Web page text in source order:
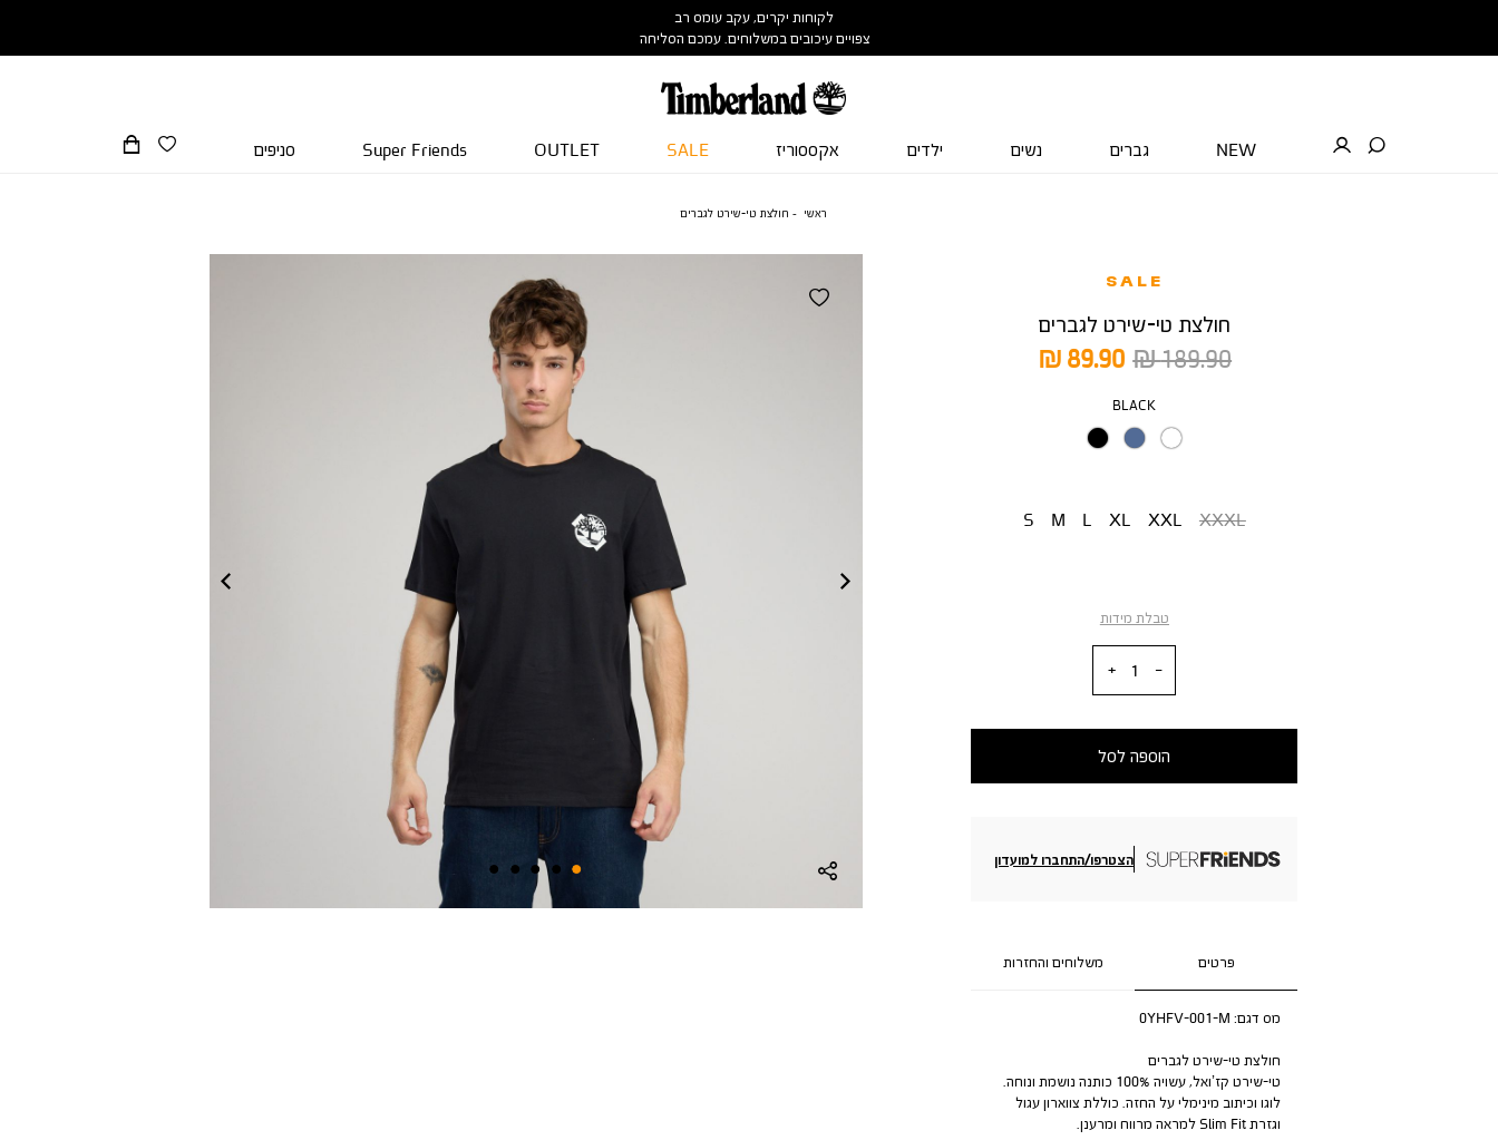
לקוחות יקרים, עקב עומס רב
צפויים עיכובים במשלוחים. עמכם הסליחה
NEW גברים נשים ילדים אקססוריז SALE
OUTLET
Super Friends סניפים
ראשי חולצת טי-שירט לגברים
SALE
חולצת טי-שירט לגברים
מחיר
מוצר
89.90 ₪
מחיר
189.90 ₪
צבע
BLACK
S M L XL XXL XXXL
טבלת מידות
הוספה לסל
הצטרפו/התחברו למועדון
פרטים משלוחים והחזרות
מס דגם: 0YHFV-001-M
חולצת טי-שירט לגברים
טי-שירט קז’ואל, עשויה 100% כותנה נושמת ונוחה.
לוגו וכיתוב מינימלי על החזה. כוללת צווארון עגול
וגזרת Slim Fit למראה מרווח ומרענן.